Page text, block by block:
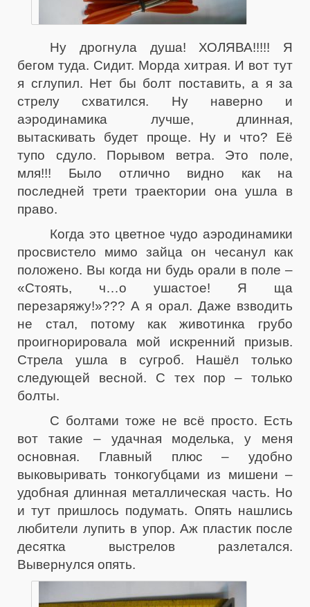
Ну дрогнула душа! ХОЛЯВА!!!!! Я
бегом туда. Сидит. Морда хитрая. И вот тут
я сглупил. Нет бы болт поставить, а я за
стрелу схватился. Ну наверно и
аэродинамика лучше, длинная,
вытаскивать будет проще. Ну и что? Её
тупо сдуло. Порывом ветра. Это поле,
мля!!! Было отлично видно как на
последней трети траектории она ушла в
право.
Когда это цветное чудо аэродинамики
просвистело мимо зайца он чесанул как
положено. Вы когда ни будь орали в поле –
«Стоять, ч…о ушастое! Я ща
перезаряжу!»??? А я орал. Даже взводить
не стал, потому как животинка грубо
проигнорировала мой искренний призыв.
Стрела ушла в сугроб. Нашёл только
следующей весной. С тех пор – только
болты.
С болтами тоже не всё просто. Есть
вот такие – удачная моделька, у меня
основная. Главный плюс – удобно
выковыривать тонкогубцами из мишени –
удобная длинная металлическая часть. Но
и тут пришлось подумать. Опять нашлись
любители лупить в упор. Аж пластик после
десятка выстрелов разлетался.
Вывернулся опять.